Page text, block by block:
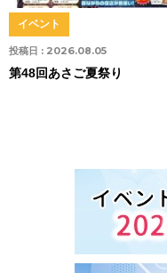
投稿日 : 2026.08.05
イベント
第48回あさご夏祭り